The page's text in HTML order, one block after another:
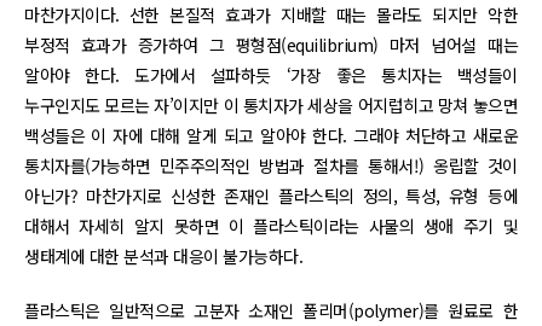
마찬가지이다. 선한 본질적 효과가 지배할 때는 몰라도 되지만 악한
부정적 효과가 증가하여 그 평형점(equilibrium) 마저 넘어설 때는
알아야 한다. 도가에서 설파하듯 ‘가장 좋은 통치자는 백성들이
누구인지도 모르는 자’이지만 이 통치자가 세상을 어지럽히고 망쳐 놓으면
백성들은 이 자에 대해 알게 되고 알아야 한다. 그래야 처단하고 새로운
통치자를(가능하면 민주주의적인 방법과 절차를 통해서!) 옹립할 것이
아닌가? 마찬가지로 신성한 존재인 플라스틱의 정의, 특성, 유형 등에
대해서 자세히 알지 못하면 이 플라스틱이라는 사물의 생애 주기 및
생태계에 대한 분석과 대응이 불가능하다.
플라스틱은 일반적으로 고분자 소재인 폴리머(polymer)를 원료로 한